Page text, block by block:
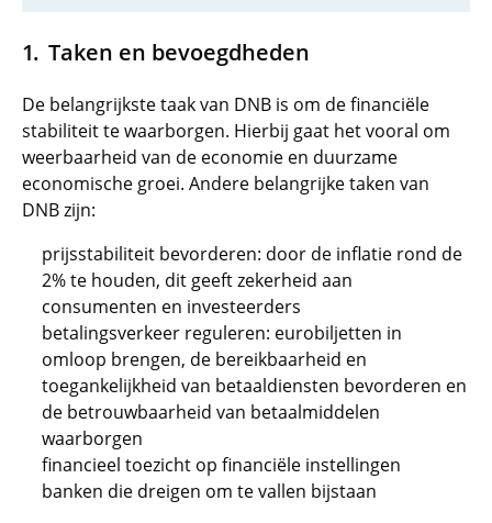
Taken en bevoegdheden
De belangrijkste taak van DNB is om de financiële
stabiliteit te waarborgen. Hierbij gaat het vooral om
weerbaarheid van de economie en duurzame
economische groei. Andere belangrijke taken van
DNB zijn:
prijsstabiliteit bevorderen: door de inflatie rond de
2% te houden, dit geeft zekerheid aan
consumenten en investeerders
betalingsverkeer reguleren: eurobiljetten in
omloop brengen, de bereikbaarheid en
toegankelijkheid van betaaldiensten bevorderen en
de betrouwbaarheid van betaalmiddelen
waarborgen
financieel toezicht op financiële instellingen
banken die dreigen om te vallen bijstaan